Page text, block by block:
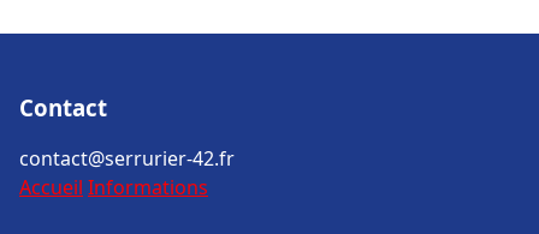
Contact
contact@serrurier-42.fr
Accueil Informations